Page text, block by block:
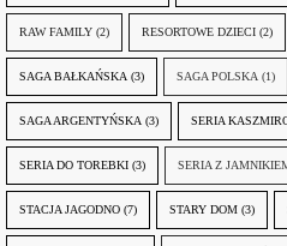
RAW FAMILY (2) RESORTOWE DZIECI (2)
SAGA BAŁKAŃSKA (3) SAGA POLSKA (1)
SAGA ARGENTYŃSKA (3) SERIA
SERIA DO TOREBKI (3) SERIA Z
STACJA JAGODNO (7) STARY DOM (3)